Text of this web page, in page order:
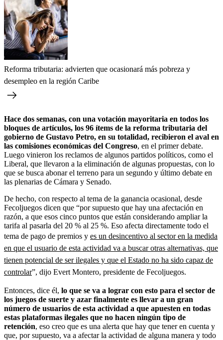
Reforma tributaria: advierten que ocasionará más pobreza y
desempleo en la región Caribe
Hace dos semanas, con una votación mayoritaria en todos los
bloques de artículos, los 96 ítems de la reforma tributaria del
gobierno de Gustavo Petro, en su totalidad, recibieron el aval en
las comisiones económicas del Congreso, en el primer debate.
Luego vinieron los reclamos de algunos partidos políticos, como el
Liberal, que llevaron a la eliminación de algunas propuestas, con lo
que se busca abonar el terreno para un segundo y último debate en
las plenarias de Cámara y Senado.
De hecho, con respecto al tema de la ganancia ocasional, desde
Fecoljuegos dicen que “por supuesto que hay una afectación en
razón, a que esos cinco puntos que están considerando ampliar la
tarifa al pasarla del 20 % al 25 %. Eso afecta directamente todo el
tema de pago de premios y es un desincentivo al sector en la medida
en que el usuario de esta actividad va a buscar otras alternativas, que
tienen potencial de ser ilegales y que el Estado no ha sido capaz de
controlar”, dijo Evert Montero, presidente de Fecoljuegos.
Entonces, dice él, lo que se va a lograr con esto para el sector de
los juegos de suerte y azar finalmente es llevar a un gran
número de usuarios de esta actividad a que apuesten en todas
estas plataformas ilegales que no hacen ningún tipo de
retención, eso creo que es una alerta que hay que tener en cuenta y
que, por supuesto, va a afectar la actividad de alguna manera y todo